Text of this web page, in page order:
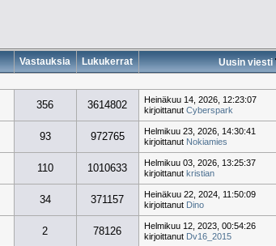
Vastauksia Lukukerrat Uusin viesti
356 3614802
Heinäkuu 14, 2026, 12:23:07
kirjoittanutCyberspark
93 972765
Helmikuu 23, 2026, 14:30:41
kirjoittanut Nokiamies
110 1010633
Helmikuu 03, 2026, 13:25:37
kirjoittanutkristian
34 371157
Heinäkuu 22, 2024, 11:50:09
kirjoittanut Dino
2 78126
Helmikuu 12, 2023, 00:54:26
kirjoittanut Dv16_2015